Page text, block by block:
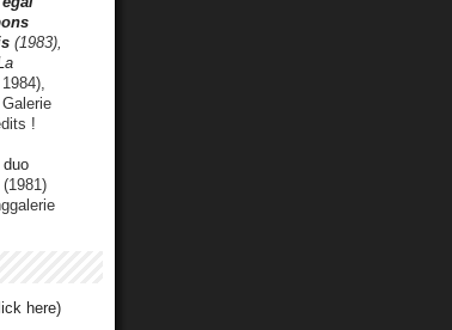
(1983),
!
(1981)
here)